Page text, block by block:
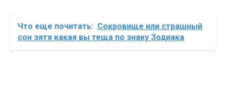
Что еще почитать: Сокровище или страшный
сон зятя какая вы теща по знаку Зодиака